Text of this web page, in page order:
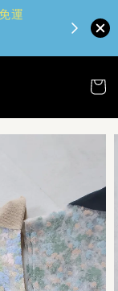
運